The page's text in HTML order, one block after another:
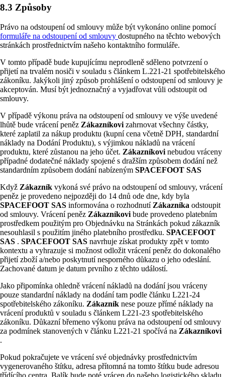
8.3 Způsoby
Právo na odstoupení od smlouvy může být vykonáno online pomocí
formuláře na odstoupení od smlouvy dostupného na těchto webových
stránkách prostřednictvím našeho kontaktního formuláře.
V tomto případě bude kupujícímu neprodleně sděleno potvrzení o
přijetí na trvalém nosiči v souladu s článkem L.221-21 spotřebitelského
zákoníku. Jakýkoli jiný způsob prohlášení o odstoupení od smlouvy je
akceptován. Musí být jednoznačný a vyjadřovat vůli odstoupit od
smlouvy.
V případě výkonu práva na odstoupení od smlouvy ve výše uvedené
lhůtě bude vrácení peněz Zákazníkovi zahrnovat všechny částky,
které zaplatil za nákup produktu (kupní cena včetně DPH, standardní
náklady na Dodání Produktu), s výjimkou nákladů na vrácení
produktu, které zůstanou na jeho účet. Zákazníkovi nebudou vráceny
případné dodatečné náklady spojené s dražším způsobem dodání než
standardním způsobem dodání nabízeným SPACEFOOT SAS
Když Zákazník vykoná své právo na odstoupení od smlouvy, vrácení
peněz je provedeno nejpozději do 14 dnů ode dne, kdy byla
SPACEFOOT SAS informována o rozhodnutí Zákazníka odstoupit
od smlouvy. Vrácení peněz Zákazníkovi bude provedeno platebním
prostředkem použitým pro Objednávku na Stránkách pokud zákazník
nesouhlasil s použitím jiného platebního prostředku. SPACEFOOT
SAS . SPACEFOOT SAS navrhuje získat produkty zpět v tomto
kontextu a vyhrazuje si možnost odložit vrácení peněz do dokonalého
přijetí zboží a/nebo poskytnutí nesporného důkazu o jeho odeslání.
Zachované datum je datum prvního z těchto událostí.
Jako připomínka ohledně vrácení nákladů na dodání jsou vráceny
pouze standardní náklady na dodání tam podle článku L221-24
spotřebitelského zákoníku. Zákazník nese pouze přímé náklady na
vrácení produktů v souladu s článkem L221-23 spotřebitelského
zákoníku. Důkazní břemeno výkonu práva na odstoupení od smlouvy
za podmínek stanovených v článku L221-21 spočívá na Zákazníkovi
.
Pokud pokračujete ve vrácení své objednávky prostřednictvím
vygenerovaného štítku, adresa přítomná na tomto štítku bude adresou
třídícího centra. Balík bude poté vrácen do našeho logistického skladu